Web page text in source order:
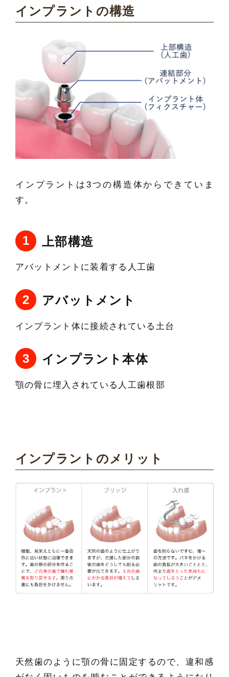
インプラントの構造
インプラントは3つの構造体からできていま
す。
上部構造
アバットメントに装着する人工歯
アバットメント
インプラント体に接続されている土台
インプラント本体
顎の骨に埋入されている人工歯根部
インプラントのメリット
天然歯のように顎の骨に固定するので、違和感